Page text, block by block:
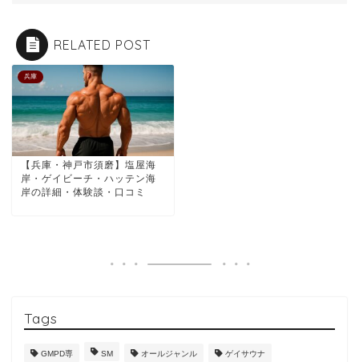
RELATED POST
兵庫
【兵庫・神戸市須磨】塩屋海
岸・ゲイビーチ・ハッテン海
岸の詳細・体験談・口コミ
Tags
GMPD専 SM オールジャンル ゲイサウナ